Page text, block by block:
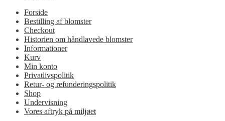
Forside
Bestilling af blomster
Checkout
Historien om håndlavede blomster
Informationer
Kurv
Min konto
Privatlivspolitik
Retur- og refunderingspolitik
Shop
Undervisning
Vores aftryk på miljøet